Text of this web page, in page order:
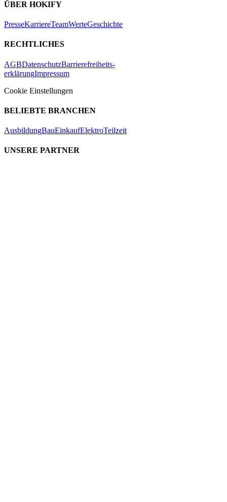
ÜBER HOKIFY
PresseKarriereTeamWerteGeschichte
RECHTLICHES
AGBDatenschutzBarrierefreiheits-
erklärungImpressum
Cookie Einstellungen
BELIEBTE BRANCHEN
AusbildungBauEinkaufElektroTeilzeit
UNSERE PARTNER